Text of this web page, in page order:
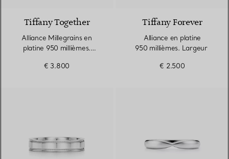
Tiffany Together
Alliance Millegrains en
platine 950 millièmes.
€ 3.800
Tiffany Forever
Alliance en platine
950 millièmes. Largeur
€ 2.500